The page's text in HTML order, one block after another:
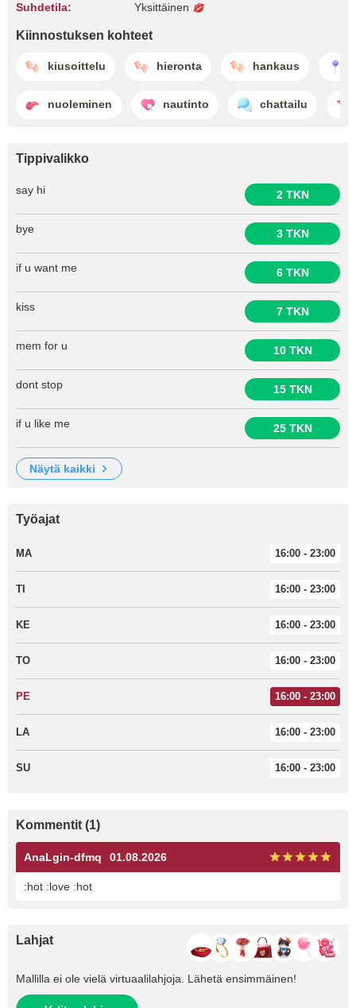
Suhdetila: Yksittäinen
Kiinnostuksen kohteet
kiusoittelu hieronta hankaus
nuoleminen nautinto chattailu
Tippivalikko
say hi 2 TKN
bye 3 TKN
if u want me 6 TKN
kiss 7 TKN
mem for u 10 TKN
dont stop 15 TKN
if u like me 25 TKN
näytä kaikki
Työajat
MA 16:00 - 23:00
TI 16:00 - 23:00
KE 16:00 - 23:00
TO 16:00 - 23:00
PE 16:00 - 23:00
LA 16:00 - 23:00
SU 16:00 - 23:00
Kommentit (1)
AnaLgin-dfmq 01.08.2026
:hot :love :hot
Lahjat
Mallilla ei ole vielä virtuaalilahjoja. Lähetä ensimmäinen!